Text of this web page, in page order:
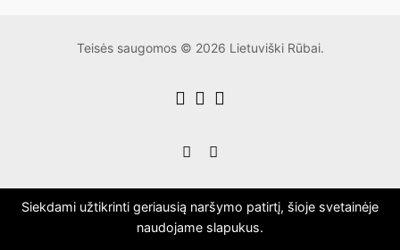
Teisės saugomos © 2026 Lietuviški Rūbai.
Siekdami užtikrinti geriausią naršymo patirtį, šioje svetainėje
naudojame slapukus.